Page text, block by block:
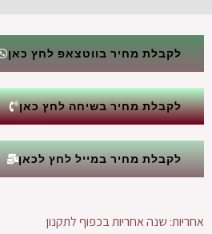
לקבלת מחיר בווטצאפ לחץ כאן
לקבלת מחיר בשיחה לחץ כאן
לקבלת מחיר במייל לחץ לכאן
אחריות: שנה אחריות בכפוף לתקנון